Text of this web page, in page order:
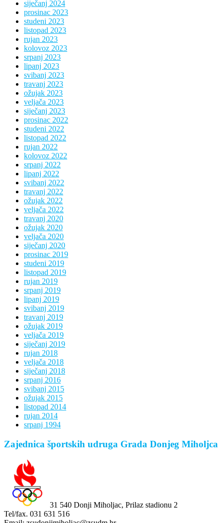
siječanj 2024
prosinac 2023
studeni 2023
listopad 2023
rujan 2023
kolovoz 2023
srpanj 2023
lipanj 2023
svibanj 2023
travanj 2023
ožujak 2023
veljača 2023
siječanj 2023
prosinac 2022
studeni 2022
listopad 2022
rujan 2022
kolovoz 2022
srpanj 2022
lipanj 2022
svibanj 2022
travanj 2022
ožujak 2022
veljača 2022
travanj 2020
ožujak 2020
veljača 2020
siječanj 2020
prosinac 2019
studeni 2019
listopad 2019
rujan 2019
srpanj 2019
lipanj 2019
svibanj 2019
travanj 2019
ožujak 2019
veljača 2019
siječanj 2019
rujan 2018
veljača 2018
siječanj 2018
srpanj 2016
svibanj 2015
ožujak 2015
listopad 2014
rujan 2014
srpanj 1994
Zajednica športskih udruga Grada Donjeg Miholjca
31 540 Donji Miholjac, Prilaz stadionu 2
Tel/fax. 031 631 516